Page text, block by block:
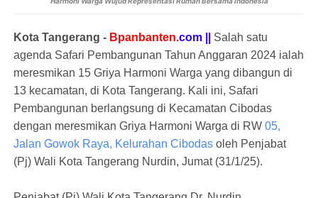
Kota Tangerang - Bpanbanten.com || Salah satu
agenda Safari Pembangunan Tahun Anggaran 2024 ialah
meresmikan 15 Griya Harmoni Warga yang dibangun di
13 kecamatan, di Kota Tangerang. Kali ini, Safari
Pembangunan berlangsung di Kecamatan Cibodas
dengan meresmikan Griya Harmoni Warga di RW05,
Jalan Gowok Raya, Kelurahan Cibodas oleh Penjabat
(Pj) Wali Kota Tangerang Nurdin, Jumat (31/1/25).